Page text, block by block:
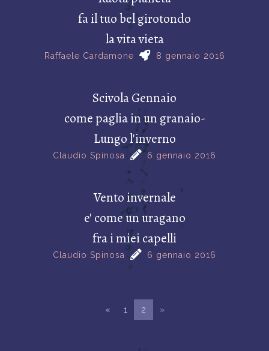
fa il tuo bel girotondo
la vita vieta
Raffaele Cardamone 8 gennaio 2016
Scivola Gennaio
come paglia in un granaio-
Lungo l'inverno
Claudio Spinosa 6 gennaio 2016
Vento invernale
e' come un uragano
fra i miei capelli
Claudio Spinosa 6 gennaio 2016
« 1 2 »